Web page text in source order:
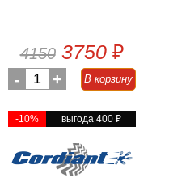
4150 3750 ₽
- 1 + В корзину
-10% выгода 400 ₽